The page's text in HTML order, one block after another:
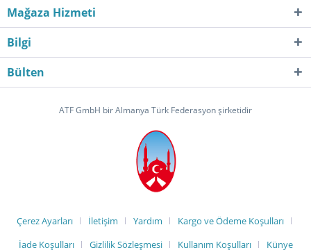
Mağaza Hizmeti
Bilgi
Bülten
ATF GmbH bir Almanya Türk Federasyon şirketidir
Çerez Ayarları İletişim Yardım
Kargo ve Ödeme Koşulları
İade Koşulları
Gizlilik Sözleşmesi Kullanım Koşulları Künye